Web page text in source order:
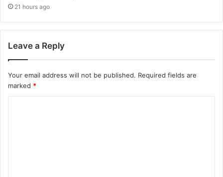
21 hours ago
Leave a Reply
Your email address will not be published. Required fields are
marked *